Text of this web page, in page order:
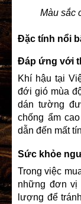
Màu sắc
Đặc tính nổi
Đáp ứng với
Khí hậu tại
đới gió mùa
dán tường
chống ẩm
dẫn đến mất
Sức khỏe
Trong việc
những đơn vị
lượng để